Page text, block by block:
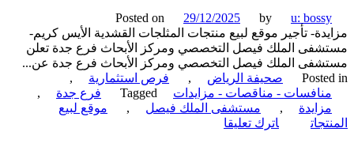
المثلجات
القشدية
الأيس
كريم
بالمستشفى
فرع
جدة-
مستشفى
Posted on 29/12/2025 by
u:
تأجير موقع لبيع منتجات المثلجات القشدية الأيس كريم-
الملك فيصل التخصصي ومركز الأبحاث فرع جدة تعلن
الملك فيصل التخصصي ومركز الأبحاث فرع جدة عن...
صحيفة الرياض , فرص استثمارية
,
- مناقصات - مزايدات
Tagged فرع جدة
,
, مستشفى الملك فيصل ,
موقع لبيع
اترك تعليقاon